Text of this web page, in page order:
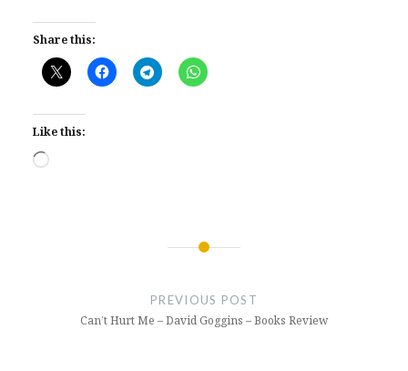
Share this:
Like this:
Loading…
PREVIOUS POST
Can’t Hurt Me – David Goggins – Books Review